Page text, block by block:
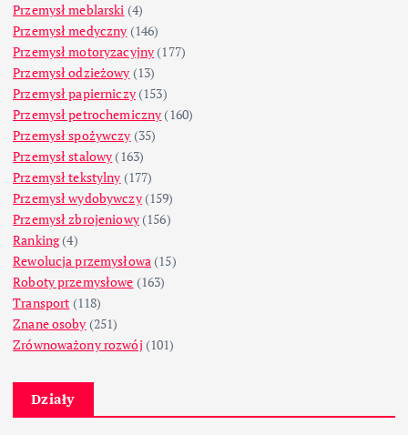
Przemysł meblarski (4)
Przemysł medyczny (146)
Przemysł motoryzacyjny (177)
Przemysł odzieżowy (13)
Przemysł papierniczy(153)
Przemysł petrochemiczny (160)
Przemysł spożywczy (35)
Przemysł stalowy (163)
Przemysł tekstylny (177)
Przemysł wydobywczy(159)
Przemysł zbrojeniowy(156)
Ranking(4)
Rewolucja przemysłowa (15)
Roboty przemysłowe (163)
Transport (118)
Znane osoby (251)
Zrównoważony rozwój (101)
Działy